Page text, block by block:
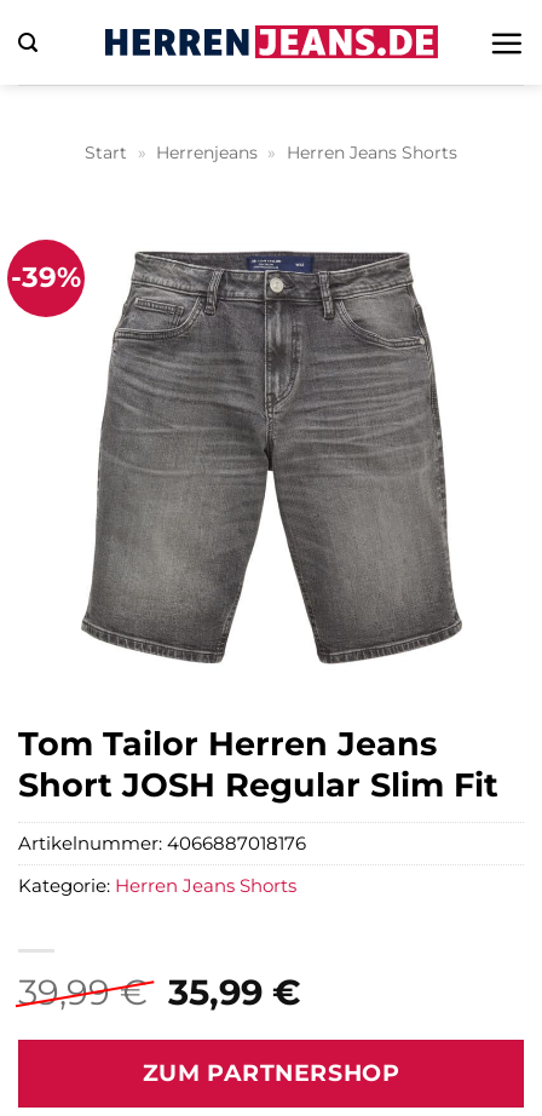
Inhalt
springen
Start » Herrenjeans » Herren Jeans Shorts
-39%
Tom Tailor Herren Jeans
Short JOSH Regular Slim Fit
39,99€ Ursprünglicher
Preis
war:
39,99 €
35,99 €Aktueller
ist:
35,99 €.
ZUM PARTNERSHOP
Artikelnummer: 4066887018176
Kategorie: Herren Jeans Shorts